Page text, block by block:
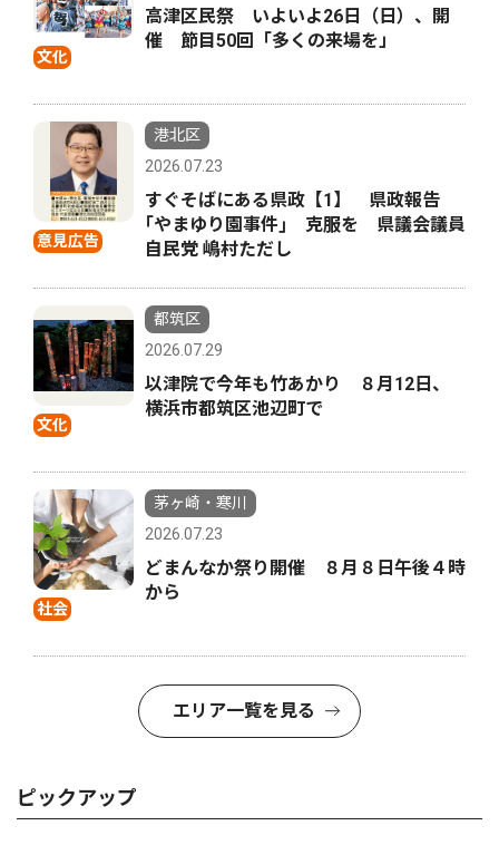
文化
高津区民祭 いよいよ26日（日）、開
催 節目50回「多くの来場を」
意見広告
港北区
2026.07.23
すぐそばにある県政【1】 県政報告
｢やまゆり園事件｣ 克服を 県議会議員
自民党 嶋村ただし
文化
都筑区
2026.07.29
以津院で今年も竹あかり ８月12日、
横浜市都筑区池辺町で
社会
茅ヶ崎・寒川
2026.07.23
どまんなか祭り開催 ８月８日午後４時
から
エリア一覧を見る
ピックアップ